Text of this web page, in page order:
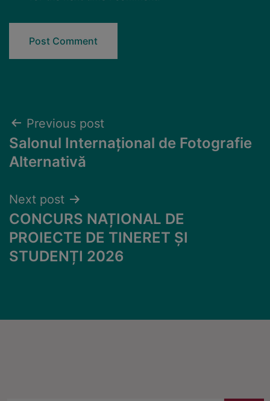
Previous post
Salonul Internațional de Fotografie
Alternativă
Next post
CONCURS NAȚIONAL DE
PROIECTE DE TINERET ȘI
STUDENȚI 2026